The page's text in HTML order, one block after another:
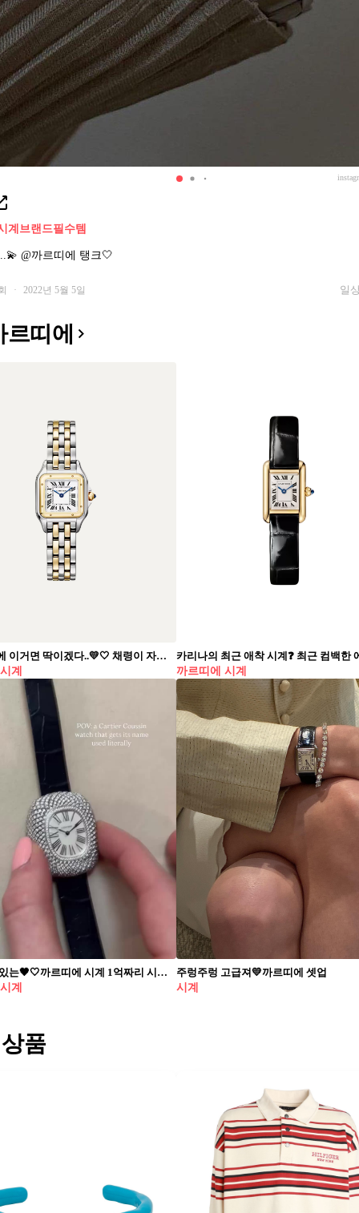
계 브랜드필수템
@까르띠에 탱크🤍
· 2022년 5월 5일 일
르띠에
여름 코디에 이거면 딱이겠다..💛🤍 채령이 자주 착용하는 시계는 까르띠에의 팬더 드 까르띠에 워치입니다. 스틸과 옐로우 골드가 함께 들어간 콤비 디자인으로, 작은 사이즈와 사각 케이스가 클래식한 분위기를 더해줍니다. 채령은 심플한 반팔이나 블라우스까지 다양한 착장에 이 시계를 매치했는데요. 데일리룩에 은은한 포인트를 더하고 싶다면 채령처럼 주얼리 워치 하나로 스타일링을 완성해보세요. • 까르띠에 팬더 드 까르띠에 워치, 15,500,000원
계
까르띠에 시계
가장 위트 있는🖤🤍까르띠에 시계 1억짜리 시계가 이렇게 귀여워도 되나💰🤑 쿠션처럼 부드럽지만 전면이 다이아몬드로 덮인, 가장 유연한 까르띠에 워치입니다. 까르띠에의 ‘꾸쌍 드 까르띠에’ 워치는 프랑스어로 ‘쿠션’을 뜻하는 이름처럼 부드러운 곡선과 유연한 구조로 완성된 워치입니다. 브랜드는 이를 ‘볼륨감과 쿠셔닝을 지닌 독창적인 실루엣’으로 소개하며, 감각적 럭셔리의 정수를 담았습니다. 화이트 골드 메시 케이스 위에 약 10캐럿 상당의 브릴리언트 컷 다이아몬드가 세팅되어 있으며, 손끝으로 누르면 부드럽게 변형되는 유연한 케이스 구조가 특징입니다. 보는 순간 감탄이 나오는 외형과 착용 시의 촉각까지 함께 설계된 하이엔드 워치입니다. “1억짜리 시계인데 왜 이렇게 귀여움?” 같은 반응이 이어지는 이 시계는 클래식한 파인 워치와 달리 위트와 기술을 모두 갖춘 컬렉션으로 회자되고 있습니다. 단순한 고가 시계를 넘어, 감각이 살아 있는 작품으로 평가받는 이유입니다.
계
주렁주렁 고급져💛까르띠에 셋업
시계
품